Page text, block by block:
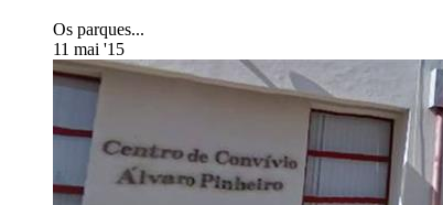
Os parques...
11 mai '15